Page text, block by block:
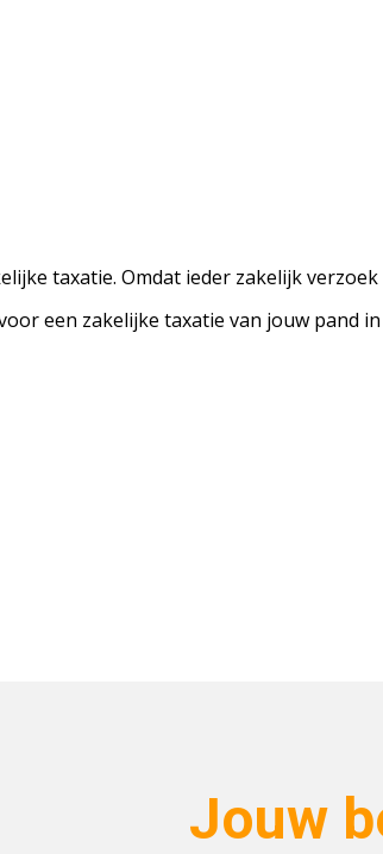
taxatie. Omdat ieder zakelijk
een zakelijke taxatie van jouw pand
Jouw